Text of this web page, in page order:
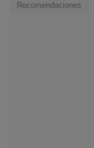
Recomendaciones